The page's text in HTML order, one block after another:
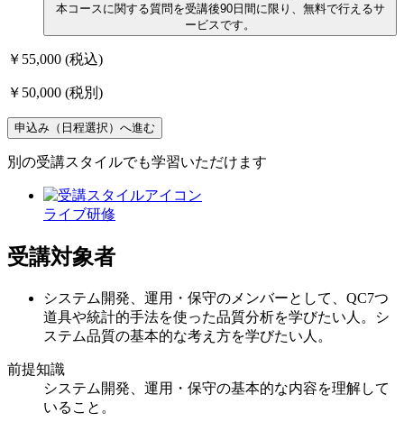
本コースに関する質問を受講後90日間に限り、無料で行えるサ
ービスです。
￥55,000 (税込)
￥50,000 (税別)
申込み（日程選択）へ進む
別の受講スタイルでも学習いただけます
ライブ研修
受講対象者
システム開発、運用・保守のメンバーとして、QC7つ
道具や統計的手法を使った品質分析を学びたい人。シ
ステム品質の基本的な考え方を学びたい人。
前提知識
システム開発、運用・保守の基本的な内容を理解して
いること。